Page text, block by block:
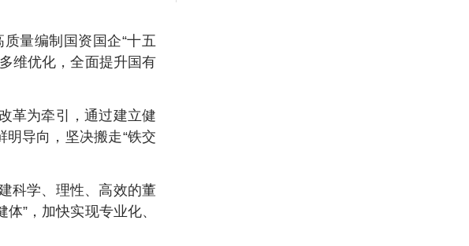
量编制国资国企“十五
维优化，全面提升国有
革为牵引，通过建立健
导向，坚决搬走“铁交
科学、理性、高效的董
”，加快实现专业化、